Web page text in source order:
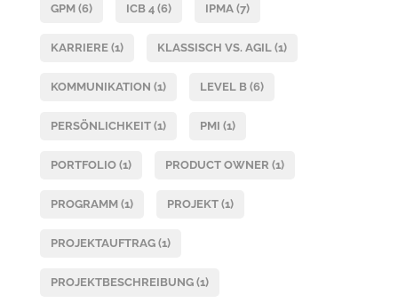
GPM (6) ICB 4 (6) IPMA (7)
KARRIERE (1) KLASSISCH VS. AGIL (1)
KOMMUNIKATION (1) LEVEL B (6)
PERSÖNLICHKEIT (1) PMI (1)
PORTFOLIO (1) PRODUCT OWNER (1)
PROGRAMM (1) PROJEKT (1)
PROJEKTAUFTRAG (1)
PROJEKTBESCHREIBUNG (1)